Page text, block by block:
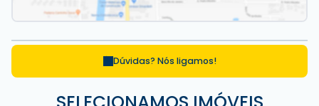
Dúvidas? Nós ligamos!